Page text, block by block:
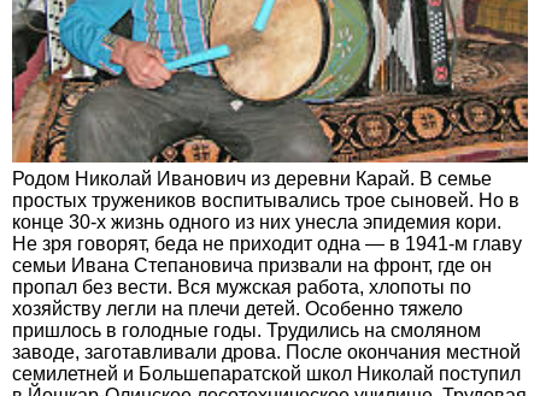
Родом Николай Иванович из деревни Карай. В семье
простых тружеников воспитывались трое сыновей. Но в
конце 30-х жизнь одного из них унесла эпидемия кори.
Не зря говорят, беда не приходит одна — в 1941-м главу
семьи Ивана Степановича призвали на фронт, где он
пропал без вести. Вся мужская работа, хлопоты по
хозяйству легли на плечи детей. Особенно тяжело
пришлось в голодные годы. Трудились на смоляном
заводе, заготавливали дрова. После окончания местной
семилетней и Большепаратской школ Николай поступил